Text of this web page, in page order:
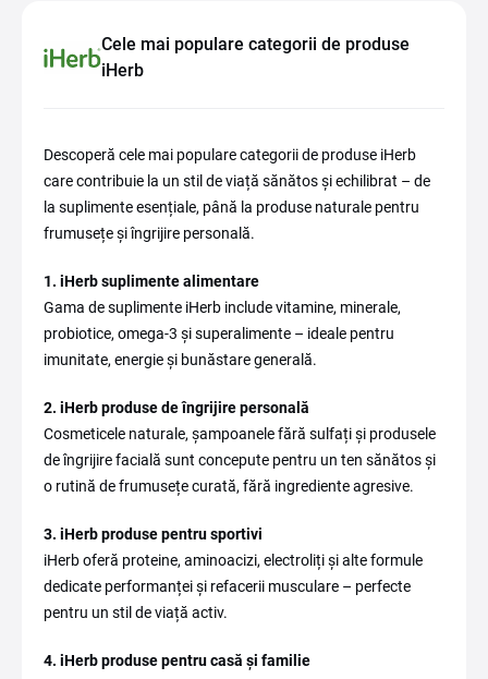
Cele mai populare categorii de produse
iHerb
Descoperă cele mai populare categorii de produse iHerb
care contribuie la un stil de viață sănătos și echilibrat – de
la suplimente esențiale, până la produse naturale pentru
frumusețe și îngrijire personală.
1. iHerb suplimente alimentare
Gama de suplimente iHerb include vitamine, minerale,
probiotice, omega-3 și superalimente – ideale pentru
imunitate, energie și bunăstare generală.
2. iHerb produse de îngrijire personală
Cosmeticele naturale, șampoanele fără sulfați și produsele
de îngrijire facială sunt concepute pentru un ten sănătos și
o rutină de frumusețe curată, fără ingrediente agresive.
3. iHerb produse pentru sportivi
iHerb oferă proteine, aminoacizi, electroliți și alte formule
dedicate performanței și refacerii musculare – perfecte
pentru un stil de viață activ.
4. iHerb produse pentru casă și familie